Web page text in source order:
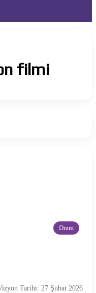
filmi
Dram
Tarihi: 27 Şubat 2026